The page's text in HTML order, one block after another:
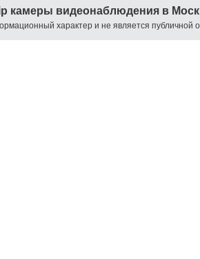
камеры видеонаблюдения в
характер и не является публичной